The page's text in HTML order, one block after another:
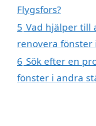
Flygsfors?
5 Vad hjälper till
renovera fönster
6 Sök efter en
fönster i andra